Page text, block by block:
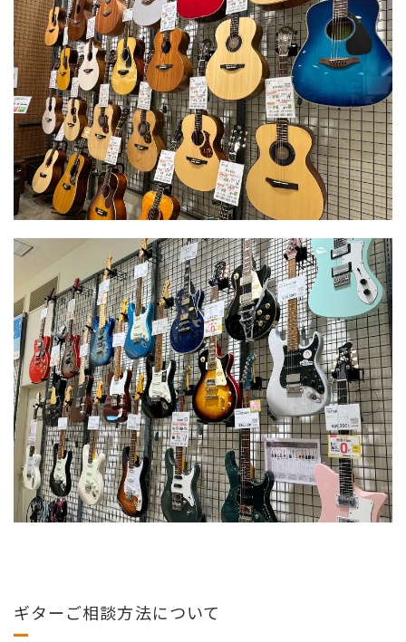
ギターご相談方法について